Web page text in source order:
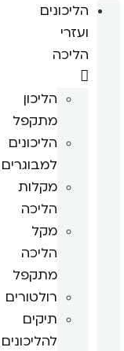
הליכונים
ועזרי
הליכה
הליכון
מתקפל
הליכונים
למבוגרים
מקלות
הליכה
מקל
הליכה
מתקפל
רולטורים
תיקים
להליכונים